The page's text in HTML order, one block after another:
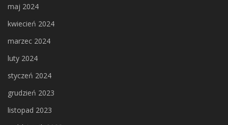
maj 2024
kwiecień 2024
marzec 2024
luty 2024
styczeń 2024
grudzień 2023
listopad 2023